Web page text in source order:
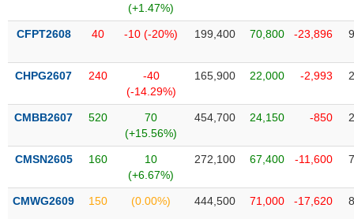
(+1.47%)
CFPT2608 40 -10 (-20%) 199,400 70,800 -23,896
CHPG2607 240
-40
(-14.29%)
165,900 22,000 -2,993
CMBB2607 520
70
(+15.56%)
454,700 24,150 -850
CMSN2605 160
10
(+6.67%)
272,100 67,400 -11,600
CMWG2609 150 (0.00%) 444,500 71,000 -17,620
TIN
VỤ
THÔNG